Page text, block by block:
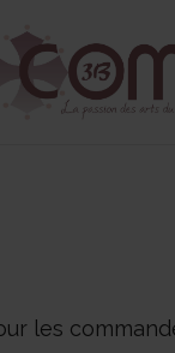
les